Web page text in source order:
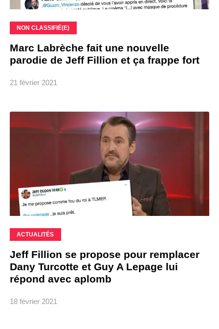
NON CLASSIFIÉ(E)
Marc Labrèche fait une nouvelle
parodie de Jeff Fillion et ça frappe fort
21 février 2021
ACTUALITÉS
Jeff Fillion se propose pour remplacer
Dany Turcotte et Guy A Lepage lui
répond avec aplomb
18 février 2021